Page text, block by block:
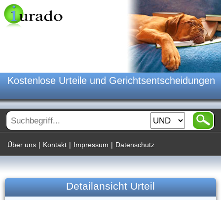
Kostenlose Urteile und Gerichtsentscheidungen
Über uns | Kontakt | Impressum | Datenschutz
Detailansicht Urteil